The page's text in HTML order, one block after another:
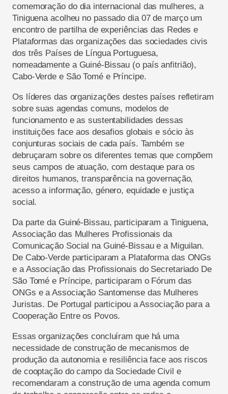
comemoração do dia internacional das mulheres, a
Tiniguena acolheu no passado dia 07 de março um
encontro de partilha de experiências das Redes e
Plataformas das organizações das sociedades civis
dos três Países de Língua Portuguesa,
nomeadamente a Guiné-Bissau (o país anfitrião),
Cabo-Verde e São Tomé e Príncipe.
Os líderes das organizações destes países refletiram
sobre suas agendas comuns, modelos de
funcionamento e as sustentabilidades dessas
instituições face aos desafios globais e sócio às
conjunturas sociais de cada país. Também se
debruçaram sobre os diferentes temas que compõem
seus campos de atuação, com destaque para os
direitos humanos, transparência na governação,
acesso a informação, género, equidade e justiça
social.
Da parte da Guiné-Bissau, participaram a Tiniguena,
Associação das Mulheres Profissionais da
Comunicação Social na Guiné-Bissau e a Miguilan.
De Cabo-Verde participaram a Plataforma das ONGs
e a Associação das Profissionais do Secretariado De
São Tomé e Príncipe, participaram o Fórum das
ONGs e a Associação Santomense das Mulheres
Juristas. De Portugal participou a Associação para a
Cooperação Entre os Povos.
Essas organizações concluíram que há uma
necessidade de construção de mecanismos de
produção da autonomia e resiliência face aos riscos
de cooptação do campo da Sociedade Civil e
recomendaram a construção de uma agenda comum